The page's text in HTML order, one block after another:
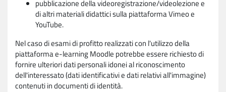
pubblicazione della videoregistrazione/videolezione e
di altri materiali didattici sulla piattaforma Vimeo e
YouTube.
Nel caso di esami di profitto realizzati con l'utilizzo della
piattaforma e-learning Moodle potrebbe essere richiesto di
fornire ulteriori dati personali idonei al riconoscimento
dell'interessato (dati identificativi e dati relativi all'immagine)
contenuti in documenti di identità.